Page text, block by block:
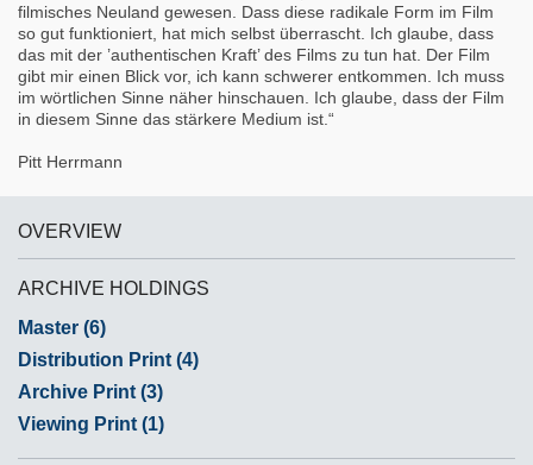
filmisches Neuland gewesen. Dass diese radikale Form im Film
so gut funktioniert, hat mich selbst überrascht. Ich glaube, dass
das mit der ’authentischen Kraft’ des Films zu tun hat. Der Film
gibt mir einen Blick vor, ich kann schwerer entkommen. Ich muss
im wörtlichen Sinne näher hinschauen. Ich glaube, dass der Film
in diesem Sinne das stärkere Medium ist.“
Pitt Herrmann
OVERVIEW
ARCHIVE HOLDINGS
Master (6)
Distribution Print (4)
Archive Print (3)
Viewing Print (1)